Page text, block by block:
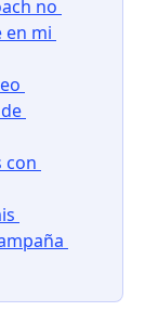
no
en mi
con